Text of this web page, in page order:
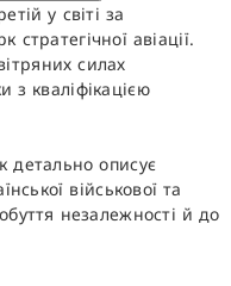
у світі за
авіації.
силах
з кваліфікацією
детально описує
військової та
незалежності й до